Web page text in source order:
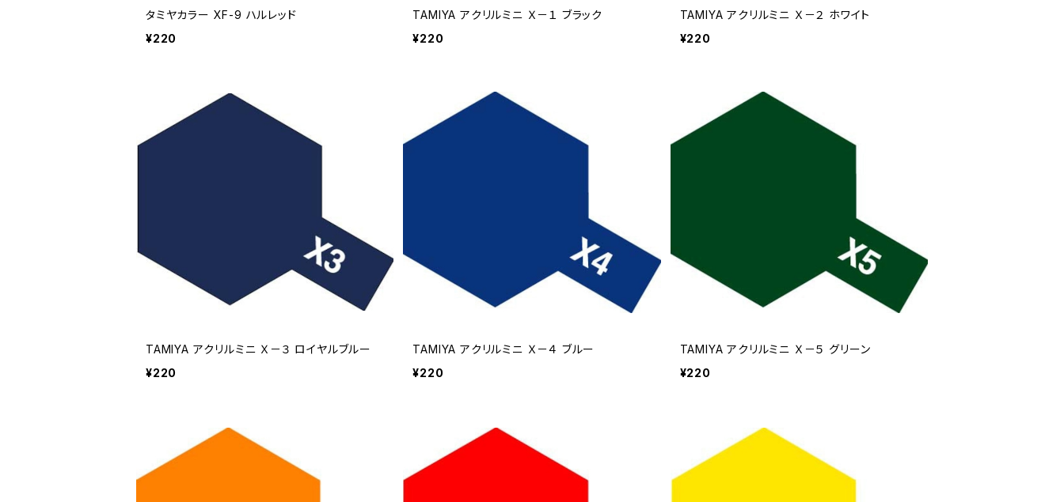
タミヤカラー XF-9 ハルレッド
¥220
TAMIYA アクリルミニ Ｘ－１ ブラック
¥220
TAMIYA アクリルミニ Ｘ－２ ホワイト
¥220
TAMIYA アクリルミニ Ｘ－３ ロイヤルブルー
¥220
TAMIYA アクリルミニ Ｘ－４ ブルー
¥220
TAMIYA アクリルミニ Ｘ－５ グリーン
¥220